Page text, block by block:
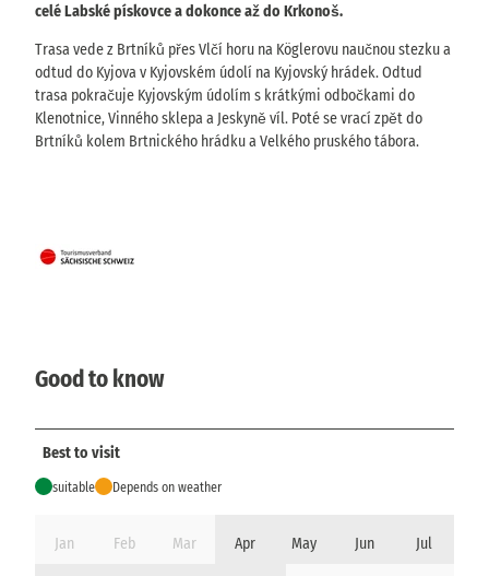
celé Labské pískovce a dokonce až do Krkonoš.
Trasa vede z Brtníků přes Vlčí horu na Köglerovu naučnou stezku a
odtud do Kyjova v Kyjovském údolí na Kyjovský hrádek. Odtud
trasa pokračuje Kyjovským údolím s krátkými odbočkami do
Klenotnice, Vinného sklepa a Jeskyně víl. Poté se vrací zpět do
Brtníků kolem Brtnického hrádku a Velkého pruského tábora.
Good to know
Best to visit
suitable Depends on weather
Jan Feb Mar Apr May Jun Jul